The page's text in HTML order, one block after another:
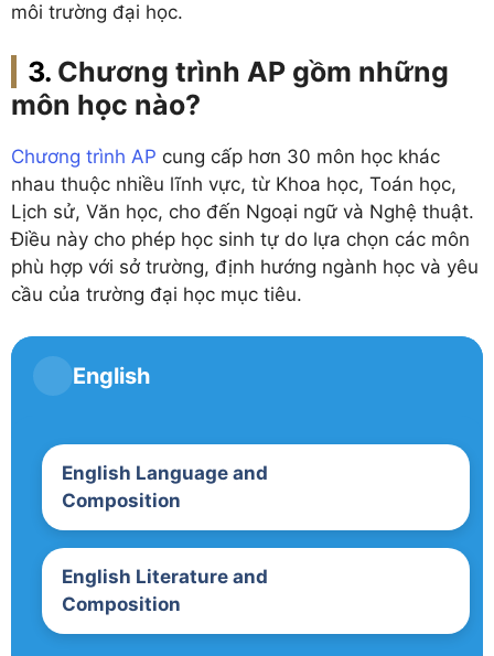
môi trường đại học.
Chương trình AP gồm những
môn học nào?
Chương trình AP cung cấp hơn 30 môn học khác
nhau thuộc nhiều lĩnh vực, từ Khoa học, Toán học,
Lịch sử, Văn học, cho đến Ngoại ngữ và Nghệ thuật.
Điều này cho phép học sinh tự do lựa chọn các môn
phù hợp với sở trường, định hướng ngành học và yêu
cầu của trường đại học mục tiêu.
English
English Language and
Composition
English Literature and
Composition